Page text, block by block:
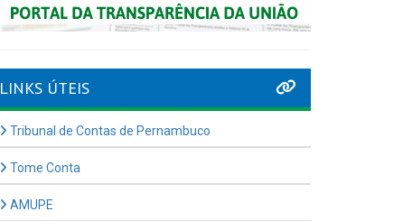
LINKS ÚTEIS
Tribunal de Contas de Pernambuco
Tome Conta
AMUPE